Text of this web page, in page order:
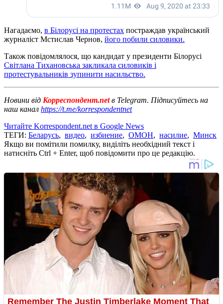
Нагадаємо, в Білорусі на протестах постраждав український
журналіст Мстислав Чернов, його побили силовики.
Також повідомлялося, що кандидат у президенти Білорусі
Світлана Тихановська закликала силовиків і
протестувальників зупинити насильство.
Новини від Корреспондент.netв Telegram. Підписуйтесь на
наш канал https://t.me/korrespondentnet
Читайте Korrespondent.net в Google News
ТЕГИ: Беларусь, видео, избиение, ОМОН, насилие, Минск
Якщо ви помітили помилку, виділіть необхідний текст і
натисніть Ctrl + Enter, щоб повідомити про це редакцію.